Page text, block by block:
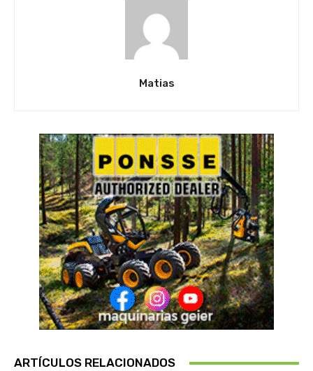
Matias
ARTÍCULOS RELACIONADOS